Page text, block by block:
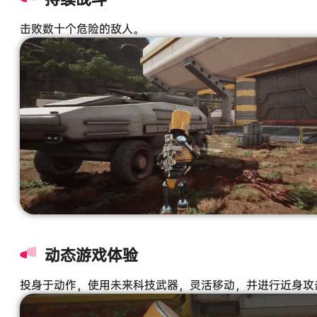
击败数十个危险的敌人。
动态游戏体验
投身于动作，使用未来科技武器，灵活移动，并进行近身